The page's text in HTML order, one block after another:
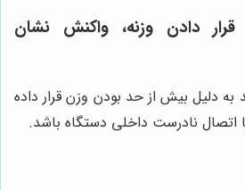
قرار دادن وزنه، واکنش نشان
دلیل بیش از حد بودن وزن قرار داده
اتصال نادرست داخلی دستگاه باشد.